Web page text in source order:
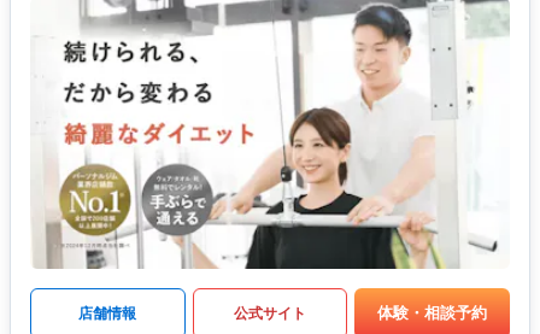
店舗情報 公式サイト 体験・相談予約